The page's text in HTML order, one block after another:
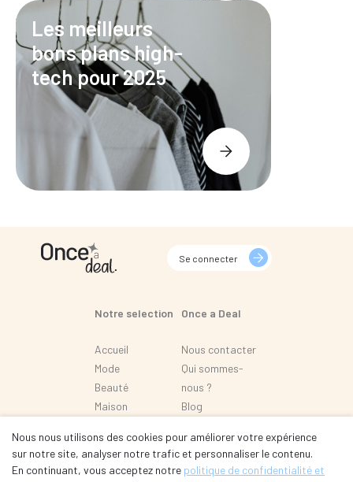
Les meilleurs
bons plans high-
tech pour 2025
Nous nous utilisons des cookies pour améliorer votre expérience
sur notre site, analyser notre trafic et personnaliser le contenu.
En continuant, vous acceptez notre politique de confidentialité et
Se connecter
Notre selection
Accueil
Mode
Beauté
Maison
Automobile
Once a Deal
Nous contacter
Qui sommes-
nous ?
Blog